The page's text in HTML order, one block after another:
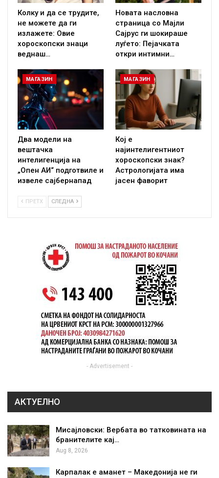
Колку и да се трудите,
не можете да ги
излажете: Овие
хороскопски знаци
веднаш…
Новата насловна
страница со Мајли
Сајрус ги шокираше
луѓето: Пејачката
откри интимни…
МАГАЗИН
Два модели на
вештачка
интелигенција на
„Опен АИ“ подготвиле и
извеле сајбернапад
МАГАЗИН
Кој е
најинтелигентниот
хороскопски знак?
Астрологијата има
јасен фаворит
ПРЕТХ СЛЕДНА
- Advertisement -
АКТУЕЛНО
Мисајловски: Вербата во татковината на
бранителите кај…
Aug 8, 2026
Карпалак е аманет – Македонија не ги